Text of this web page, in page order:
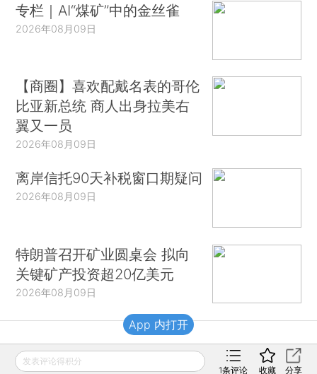
专栏｜AI“煤矿”中的金丝雀
2026年08月09日
【商圈】喜欢配戴名表的哥伦
比亚新总统 商人出身拉美右
翼又一员
2026年08月09日
离岸信托90天补税窗口期疑问
2026年08月09日
特朗普召开矿业圆桌会 拟向
关键矿产投资超20亿美元
2026年08月09日
财新移动
发表评论得积分
1条评论 收藏 分享
App 内打开